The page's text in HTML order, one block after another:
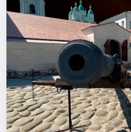
Города
Площадки
Артисты
Рейтинги